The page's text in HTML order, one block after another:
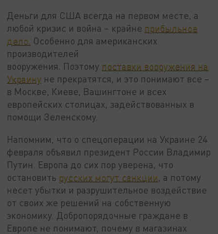
Деньги для США всегда на первом месте, а
любой кризис и война – крайне прибыльное
дело. Особенно для американских
производителей
вооружения. Поэтому поставки вооружения на
Украину не прекратятся, и это понимают все –
в Москве, Киеве, Вашингтоне и всех
европейских столицах, задействованных в
помощи Зеленскому.
Напомним, что о спецоперации на Украине 24
февраля объявил президент России Владимир
Путин. Европа до сих пор уверена, что
остановить русских могут санкции, а потому
несет убытки и разрушительное воздействие
от своих же решений на собственную
экономику. Добропорядочные граждане в
Европе не понимают, почему в магазинах